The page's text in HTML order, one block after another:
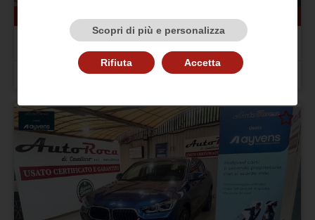
22000 km elettrica 01/2023
BMW iX3 (G08)
iX3 Impressive
Prezzo 38.000,00 €
Scopri di più e personalizza
Rifiuta Accetta